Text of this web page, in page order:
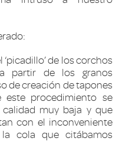
de los corchos
partir de los granos
de creación de tapones
este procedimiento se
muy baja y que
con el inconveniente
cola que citábamos